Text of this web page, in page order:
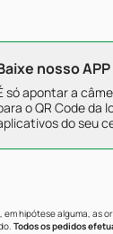
nosso APP
só apontar a
o QR Code da
do seu
hipótese alguma, as
Todos os pedidos